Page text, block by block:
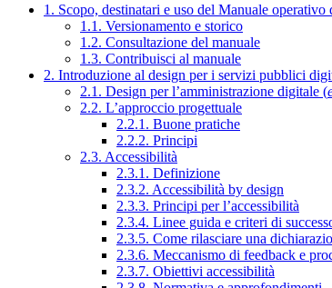
1. Scopo, destinatari e uso del Manuale operativo
1.1. Versionamento e storico
1.2. Consultazione del manuale
1.3. Contribuisci al manuale
2. Introduzione al design per i servizi pubblici
2.1. Design per l’amministrazione digitale (
2.2. L’approccio progettuale
2.2.1. Buone pratiche
2.2.2. Principi
2.3. Accessibilità
2.3.1. Definizione
2.3.2. Accessibilità by design
2.3.3. Principi per l’accessibilità
2.3.4. Linee guida e criteri di
2.3.5. Come rilasciare una
2.3.6. Meccanismo di feedback e
2.3.7. Obiettivi accessibilità